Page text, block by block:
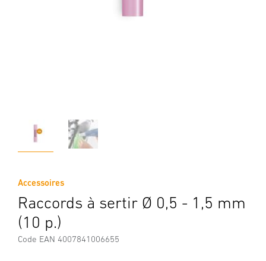
Accessoires
Raccords à sertir Ø 0,5 - 1,5 mm
(10 p.)
Code EAN 4007841006655